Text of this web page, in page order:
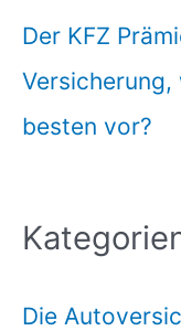
Der KFZ
Versicherung,
besten vor?
Die